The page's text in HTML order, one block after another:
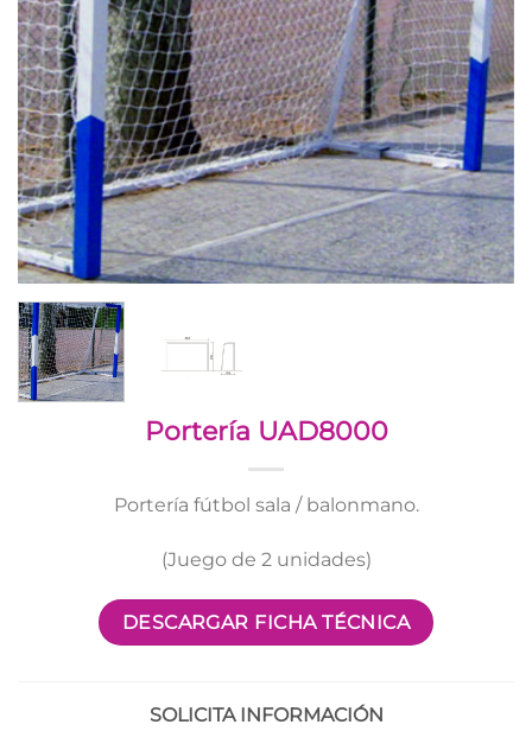
Portería UAD8000
Portería fútbol sala / balonmano.
(Juego de 2 unidades)
DESCARGAR FICHA TÉCNICA
SOLICITA INFORMACIÓN